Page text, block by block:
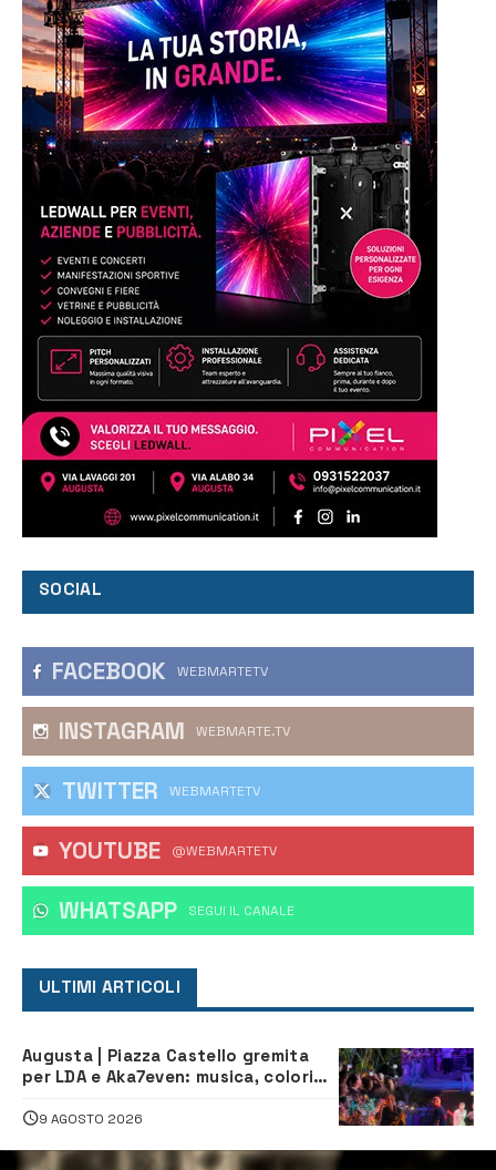
SOCIAL
FACEBOOK WEBMARTETV
INSTAGRAM WEBMARTE.TV
TWITTER WEBMARTETV
YOUTUBE @WEBMARTETV
WHATSAPP ‎SEGUI IL CANALE
ULTIMI ARTICOLI
Augusta | Piazza Castello gremita
per LDA e Aka7even: musica, colori
9 AGOSTO 2026